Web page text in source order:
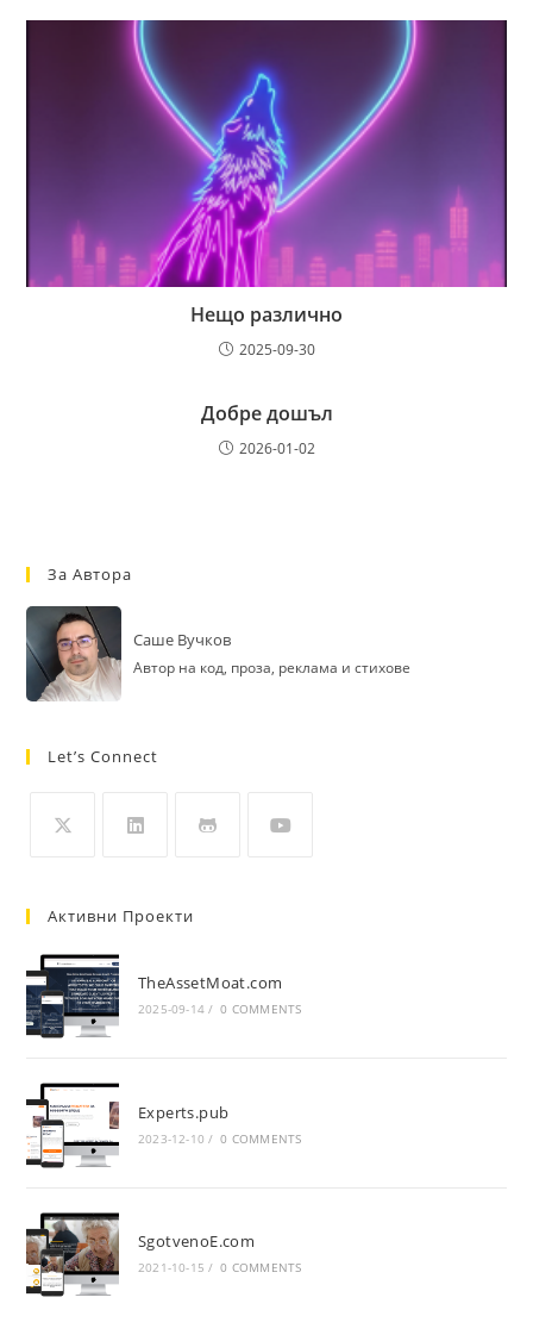
Нещо различно
2025-09-30
Добре дошъл
2026-01-02
За Автора
Саше Вучков
Автор на код, проза, реклама и стихове
Let’s Connect
a
new
tab
new
tab
tab
tab
Активни Проекти
TheAssetMoat.com
2025-09-14 / 0 COMMENTS
Experts.pub
2023-12-10 / 0 COMMENTS
SgotvenoE.com
2021-10-15 / 0 COMMENTS